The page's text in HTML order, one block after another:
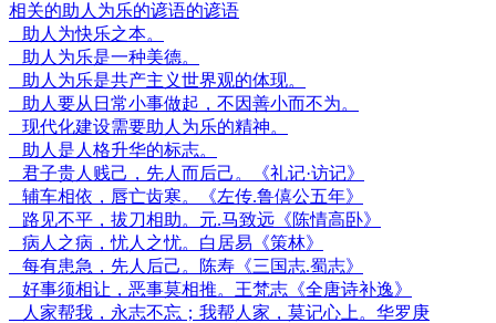
相关的助人为乐的谚语的谚语
助人为快乐之本。
助人为乐是一种美德。
助人为乐是共产主义世界观的体现。
助人要从日常小事做起，不因善小而不为。
现代化建设需要助人为乐的精神。
助人是人格升华的标志。
君子贵人贱己，先人而后己。《礼记·访记》
辅车相依，唇亡齿寒。《左传.鲁僖公五年》
路见不平，拔刀相助。元.马致远《陈情高卧》
病人之病，忧人之忧。白居易《策林》
每有患急，先人后己。陈寿《三国志.蜀志》
好事须相让，恶事莫相推。王梵志《全唐诗补逸》
人家帮我，永志不忘；我帮人家，莫记心上。华罗庚